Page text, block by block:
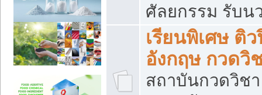
ศัลยกรรม รับน
เรียนพิเศษ ติ
อังกฤษ กวดวิ
สถาบันกวดวิช